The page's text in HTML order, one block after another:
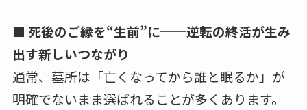
■ 死後のご縁を“生前”に──逆転の終活が生み
出す新しいつながり
通常、墓所は「亡くなってから誰と眠るか」が
明確でないまま選ばれることが多くあります。